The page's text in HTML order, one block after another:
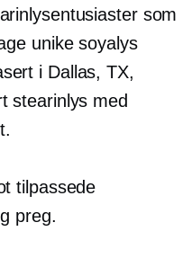
som
unike soyalys
i Dallas, TX,
stearinlys med
tilpassede
preg.